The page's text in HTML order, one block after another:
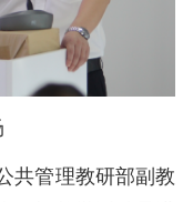
共管理教研部副教